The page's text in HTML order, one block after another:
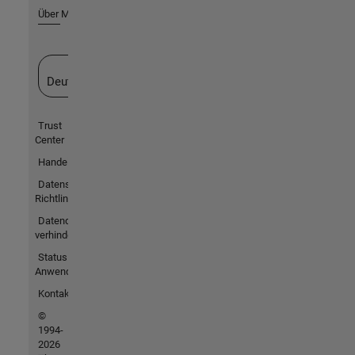
Über MathWorks
Deutschland
Trust
Center
Handelsmarken
Datenschutz-
Richtlinien
Datendiebstahl
verhindern
Status von
Anwendungen
Kontakt
©
1994-
2026